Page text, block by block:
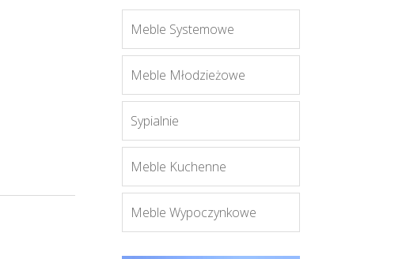
Meble Systemowe
Meble Młodzieżowe
Sypialnie
Meble Kuchenne
Meble Wypoczynkowe